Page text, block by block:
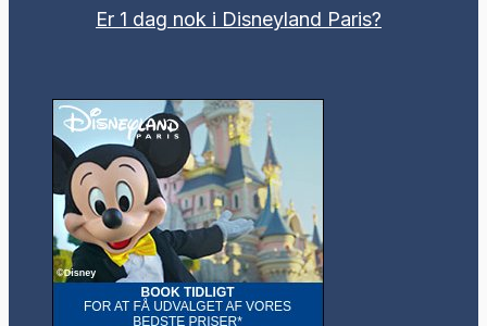
Er 1 dag nok i Disneyland Paris?